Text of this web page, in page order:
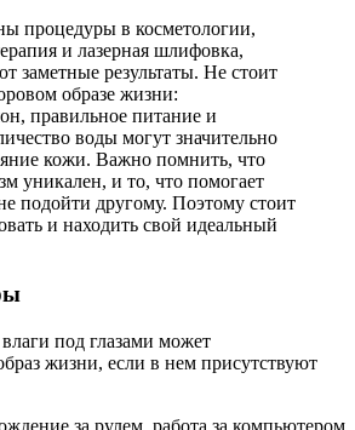
процедуры в косметологии,
и лазерная шлифовка,
заметные результаты. Не стоит
образе жизни:
правильное питание и
воды могут значительно
кожи. Важно помнить, что
уникален, и то, что помогает
подойти другому. Поэтому стоит
и находить свой идеальный
под глазами может
жизни, если в нем присутствуют
за рулем, работа за компьютером